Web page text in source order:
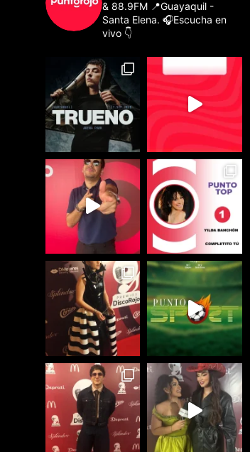
& 88.9FM📍Guayaquil -
Santa Elena. 🎧Escucha en
vivo 👇